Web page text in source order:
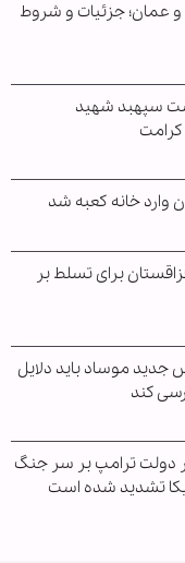
و عمان؛ جزئیات و شروط
سپهبد شهید
وارد خانه کعبه شد
برای تسلط بر
موساد باید دلایل
کند
دولت ترامپ بر سر جنگ
تشدید شده است